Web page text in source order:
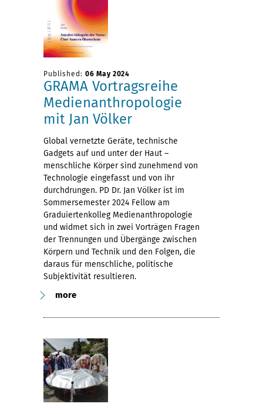
Published: 06 May 2024
GRAMA Vortragsreihe
Medienanthropologie
mit Jan Völker
Global vernetzte Geräte, technische
Gadgets auf und unter der Haut –
menschliche Körper sind zunehmend von
Technologie eingefasst und von ihr
durchdrungen. PD Dr. Jan Völker ist im
Sommersemester 2024 Fellow am
Graduiertenkolleg Medienanthropologie
und widmet sich in zwei Vorträgen Fragen
der Trennungen und Übergänge zwischen
Körpern und Technik und den Folgen, die
daraus für menschliche, politische
Subjektivität resultieren.
more